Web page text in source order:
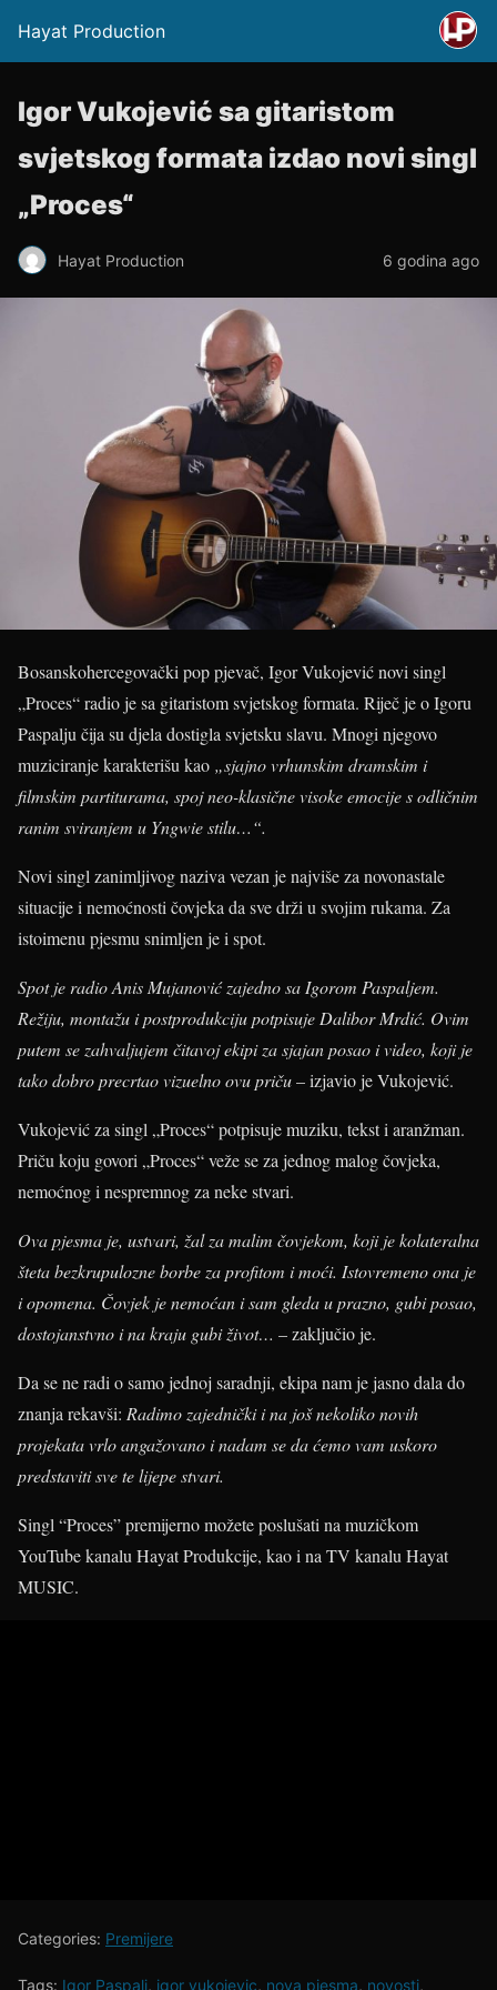
Hayat Production
Igor Vukojević sa gitaristom
svjetskog formata izdao novi singl
„Proces“
Hayat Production 6 godina ago
Bosanskohercegovački pop pjevač, Igor Vukojević novi singl
„Proces“ radio je sa gitaristom svjetskog formata. Riječ je o Igoru
Paspalju čija su djela dostigla svjetsku slavu. Mnogi njegovo
muziciranje karakterišu kao „sjajno vrhunskim dramskim i
filmskim partiturama, spoj neo-klasične visoke emocije s odličnim
ranim sviranjem u Yngwie stilu…“.
Novi singl zanimljivog naziva vezan je najviše za novonastale
situacije i nemoćnosti čovjeka da sve drži u svojim rukama. Za
istoimenu pjesmu snimljen je i spot.
Spot je radio Anis Mujanović zajedno sa Igorom Paspaljem.
Režiju, montažu i postprodukciju potpisuje Dalibor Mrdić. Ovim
putem se zahvaljujem čitavoj ekipi za sjajan posao i video, koji je
tako dobro precrtao vizuelno ovu priču– izjavio je Vukojević.
Vukojević za singl „Proces“ potpisuje muziku, tekst i aranžman.
Priču koju govori „Proces“ veže se za jednog malog čovjeka,
nemoćnog i nespremnog za neke stvari.
Ova pjesma je, ustvari, žal za malim čovjekom, koji je kolateralna
šteta bezkrupulozne borbe za profitom i moći. Istovremeno ona je
i opomena. Čovjek je nemoćan i sam gleda u prazno, gubi posao,
dostojanstvno i na kraju gubi život… – zaključio je.
Da se ne radi o samo jednoj saradnji, ekipa nam je jasno dala do
znanja rekavši: Radimo zajednički i na još nekoliko novih
projekata vrlo angažovano i nadam se da ćemo vam uskoro
predstaviti sve te lijepe stvari.
Singl “Proces” premijerno možete poslušati na muzičkom
YouTube kanalu Hayat Produkcije, kao i na TV kanalu Hayat
MUSIC.
Categories: Premijere
Tags: Igor Paspalj, igor vukojevic, nova pjesma, novosti,